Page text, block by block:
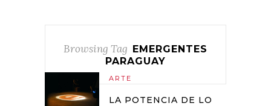
Browsing Tag EMERGENTES
PARAGUAY
ARTE
LA POTENCIA DE LO